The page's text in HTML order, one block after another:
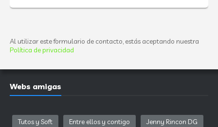
Al utilizar este formulario de contacto, estás aceptando nuestra
Política de privacidad
Webs amigas
Tutos y Soft Entre ellos y contigo Jenny Rincon DG